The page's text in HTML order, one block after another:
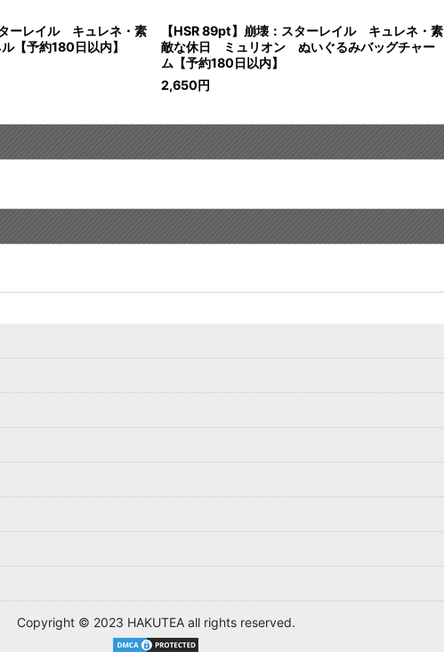
ーレイル キュレネ・素
【予約180日以内】
【HSR 89pt】崩壊：スターレイル キュレネ・素
敵な休日 ミュリオン ぬいぐるみバッグチャー
ム【予約180日以内】
2,650円
Copyright © 2023 HAKUTEA all rights reserved.